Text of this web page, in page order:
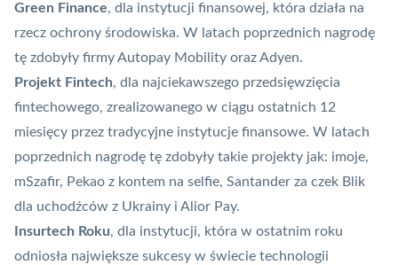
Green Finance, dla instytucji finansowej, która działa na
rzecz ochrony środowiska. W latach poprzednich nagrodę
tę zdobyły firmyAutopay Mobility oraz Adyen.
Projekt Fintech, dla najciekawszego przedsięwzięcia
fintechowego, zrealizowanego w ciągu ostatnich 12
miesięcy przez tradycyjne instytucje finansowe. W latach
poprzednich nagrodę tę zdobyły takie projekty jak: imoje,
mSzafir, Pekao z kontem na selfie, Santander za czek Blik
dla uchodźców z Ukrainy i Alior Pay.
Insurtech Roku, dla instytucji, która w ostatnim roku
odniosła największe sukcesy w świecie technologii